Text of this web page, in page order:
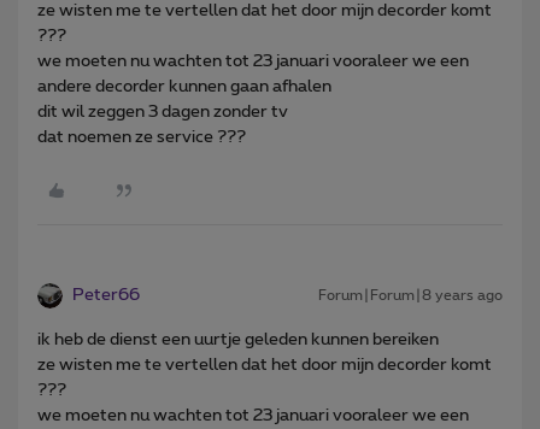
ze wisten me te vertellen dat het door mijn decorder komt
???
we moeten nu wachten tot 23 januari vooraleer we een
andere decorder kunnen gaan afhalen
dit wil zeggen 3 dagen zonder tv
dat noemen ze service ???
Peter66 Forum|Forum|8 years ago
ik heb de dienst een uurtje geleden kunnen bereiken
ze wisten me te vertellen dat het door mijn decorder komt
???
we moeten nu wachten tot 23 januari vooraleer we een